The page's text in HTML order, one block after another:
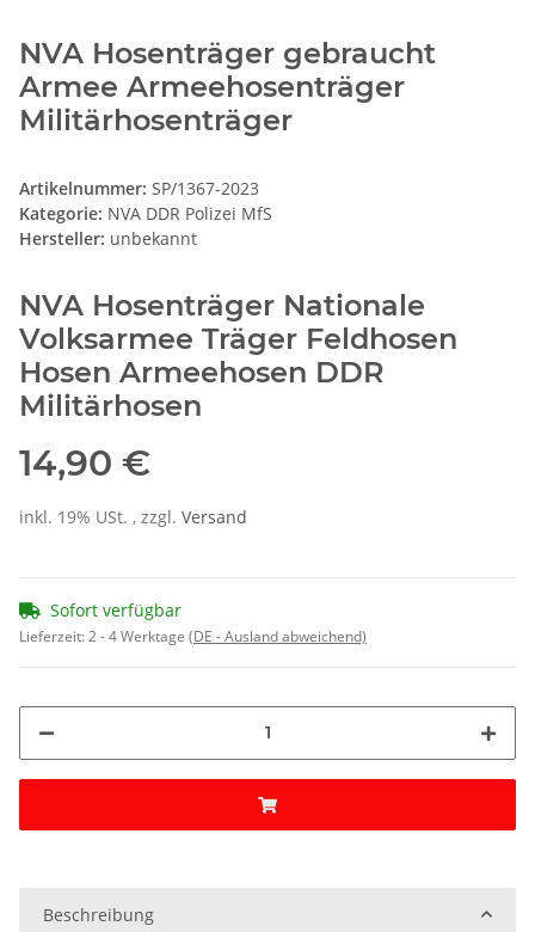
NVA Hosenträger gebraucht
Armee Armeehosenträger
Militärhosenträger
Artikelnummer: SP/1367-2023
Kategorie: NVA DDR Polizei MfS
Hersteller: unbekannt
NVA Hosenträger Nationale
Volksarmee Träger Feldhosen
Hosen Armeehosen DDR
Militärhosen
14,90 €
inkl. 19% USt. , zzgl. Versand
Sofort verfügbar
Lieferzeit:2 - 4 Werktage (DE - Ausland abweichend)
Beschreibung